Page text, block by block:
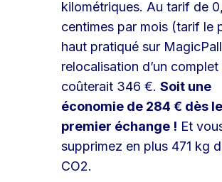
kilométriques. Au tarif de
centimes par mois (tarif le
haut pratiqué sur
relocalisation d’un
coûterait 346 €.Soit une
économie de 284 € dès le
premier échange ! Et
supprimez en plus 471 kg
CO2.